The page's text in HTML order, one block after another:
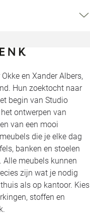
en Xander Albers,
Hun zoektocht naar
begin van Studio
ontwerpen van
van een mooi
die je elke dag
banken en stoelen
meubels kunnen
zijn wat je nodig
als op kantoor. Kies
stoffen en